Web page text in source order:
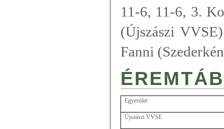
11-6, 11-6, 3.
(Újszászi
Fanni
Egyesület
Újszászi VVSE